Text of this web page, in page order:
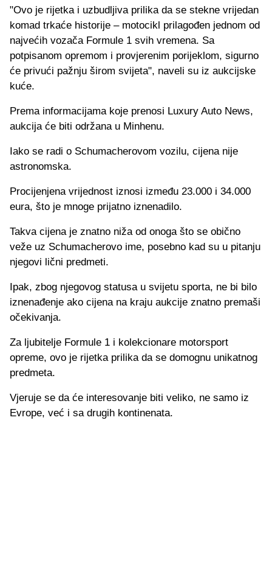
"Ovo je rijetka i uzbudljiva prilika da se stekne vrijedan
komad trkaće historije – motocikl prilagođen jednom od
najvećih vozača Formule 1 svih vremena. Sa
potpisanom opremom i provjerenim porijeklom, sigurno
će privući pažnju širom svijeta", naveli su iz aukcijske
kuće.
Prema informacijama koje prenosi Luxury Auto News,
aukcija će biti održana u Minhenu.
Iako se radi o Schumacherovom vozilu, cijena nije
astronomska.
Procijenjena vrijednost iznosi između 23.000 i 34.000
eura, što je mnoge prijatno iznenadilo.
Takva cijena je znatno niža od onoga što se obično
veže uz Schumacherovo ime, posebno kad su u pitanju
njegovi lični predmeti.
Ipak, zbog njegovog statusa u svijetu sporta, ne bi bilo
iznenađenje ako cijena na kraju aukcije znatno premaši
očekivanja.
Za ljubitelje Formule 1 i kolekcionare motorsport
opreme, ovo je rijetka prilika da se domognu unikatnog
predmeta.
Vjeruje se da će interesovanje biti veliko, ne samo iz
Evrope, već i sa drugih kontinenata.